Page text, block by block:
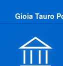
Gioia Tauro